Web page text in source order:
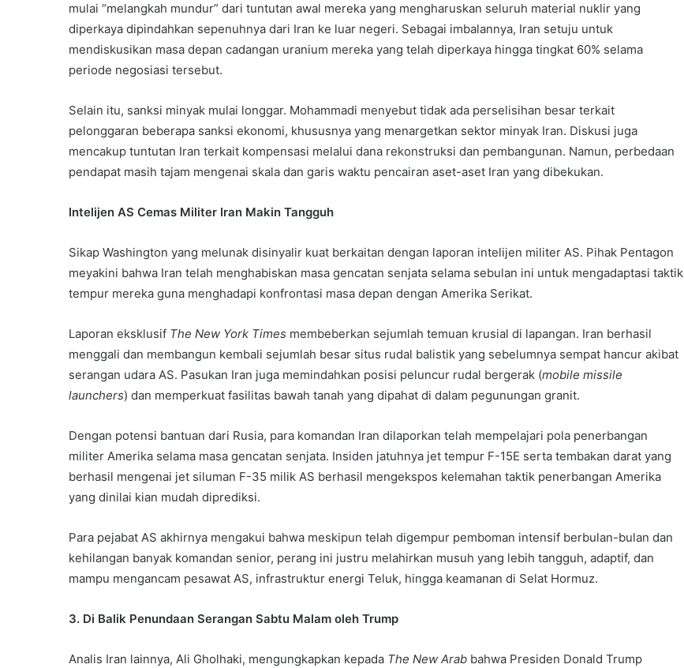
mulai “melangkah mundur” dari tuntutan awal mereka yang mengharuskan seluruh material nuklir yang
diperkaya dipindahkan sepenuhnya dari Iran ke luar negeri. Sebagai imbalannya, Iran setuju untuk
mendiskusikan masa depan cadangan uranium mereka yang telah diperkaya hingga tingkat 60% selama
periode negosiasi tersebut.
Selain itu, sanksi minyak mulai longgar. Mohammadi menyebut tidak ada perselisihan besar terkait
pelonggaran beberapa sanksi ekonomi, khususnya yang menargetkan sektor minyak Iran. Diskusi juga
mencakup tuntutan Iran terkait kompensasi melalui dana rekonstruksi dan pembangunan. Namun, perbedaan
pendapat masih tajam mengenai skala dan garis waktu pencairan aset-aset Iran yang dibekukan.
Intelijen AS Cemas Militer Iran Makin Tangguh
Sikap Washington yang melunak disinyalir kuat berkaitan dengan laporan intelijen militer AS. Pihak Pentagon
meyakini bahwa Iran telah menghabiskan masa gencatan senjata selama sebulan ini untuk mengadaptasi taktik
tempur mereka guna menghadapi konfrontasi masa depan dengan Amerika Serikat.
Laporan eksklusif The New York Times membeberkan sejumlah temuan krusial di lapangan. Iran berhasil
menggali dan membangun kembali sejumlah besar situs rudal balistik yang sebelumnya sempat hancur akibat
serangan udara AS. Pasukan Iran juga memindahkan posisi peluncur rudal bergerak (mobile missile
launchers) dan memperkuat fasilitas bawah tanah yang dipahat di dalam pegunungan granit.
Dengan potensi bantuan dari Rusia, para komandan Iran dilaporkan telah mempelajari pola penerbangan
militer Amerika selama masa gencatan senjata. Insiden jatuhnya jet tempur F-15E serta tembakan darat yang
berhasil mengenai jet siluman F-35 milik AS berhasil mengekspos kelemahan taktik penerbangan Amerika
yang dinilai kian mudah diprediksi.
Para pejabat AS akhirnya mengakui bahwa meskipun telah digempur pemboman intensif berbulan-bulan dan
kehilangan banyak komandan senior, perang ini justru melahirkan musuh yang lebih tangguh, adaptif, dan
mampu mengancam pesawat AS, infrastruktur energi Teluk, hingga keamanan di Selat Hormuz.
3. Di Balik Penundaan Serangan Sabtu Malam oleh Trump
Analis Iran lainnya, Ali Gholhaki, mengungkapkan kepada The New Arab bahwa Presiden Donald Trump